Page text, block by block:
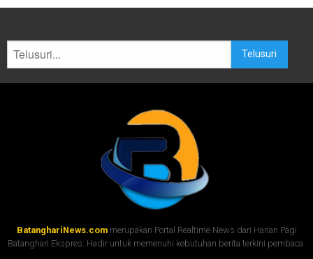
Telusuri
BatanghariNews.commerupakan Portal Realtime News dari Harian Pagi
Batanghari Ekspres. Hadir untuk memenuhi kebutuhan berita terkini pembaca.